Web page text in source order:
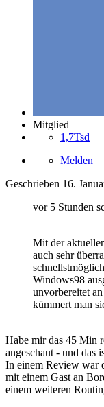
Mitglied
1,7Tsd
Melden
Geschrieben 16.
vor 5 Stunden
Mit der
auch sehr
Windows98
unvorbereitet
kümmert man
Habe mir das 45 Min
angeschaut - und das
In einem Review war
mit einem Gast an
einem weiteren